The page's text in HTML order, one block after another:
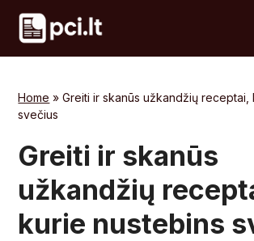
Skip
content
Home »Greiti ir skanūs užkandžių receptai,
svečius
Greiti ir skanūs
užkandžių
kurie nustebins